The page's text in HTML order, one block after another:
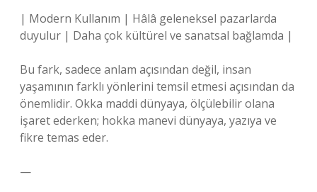
| Modern Kullanım | Hâlâ geleneksel pazarlarda
duyulur | Daha çok kültürel ve sanatsal bağlamda |
Bu fark, sadece anlam açısından değil, insan
yaşamının farklı yönlerini temsil etmesi açısından da
önemlidir. Okka maddi dünyaya, ölçülebilir olana
işaret ederken; hokka manevi dünyaya, yazıya ve
fikre temas eder.
—